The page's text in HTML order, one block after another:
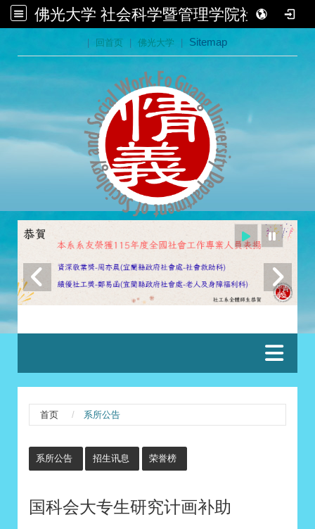
佛光大学 社会科学暨管理学院社会学系
| 回首页 | 佛光大学 | Sitemap
首页 系所公告
系所公告 招生讯息 荣誉榜
国科会大专生研究计画补助